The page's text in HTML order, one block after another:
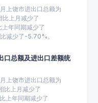
上饶市进出口总额为
上月减少了
年同期减少了
减少了-5.70%。
口总额及进出口差额统
上饶市进出口总额为
上月减少了
上年同期减少了